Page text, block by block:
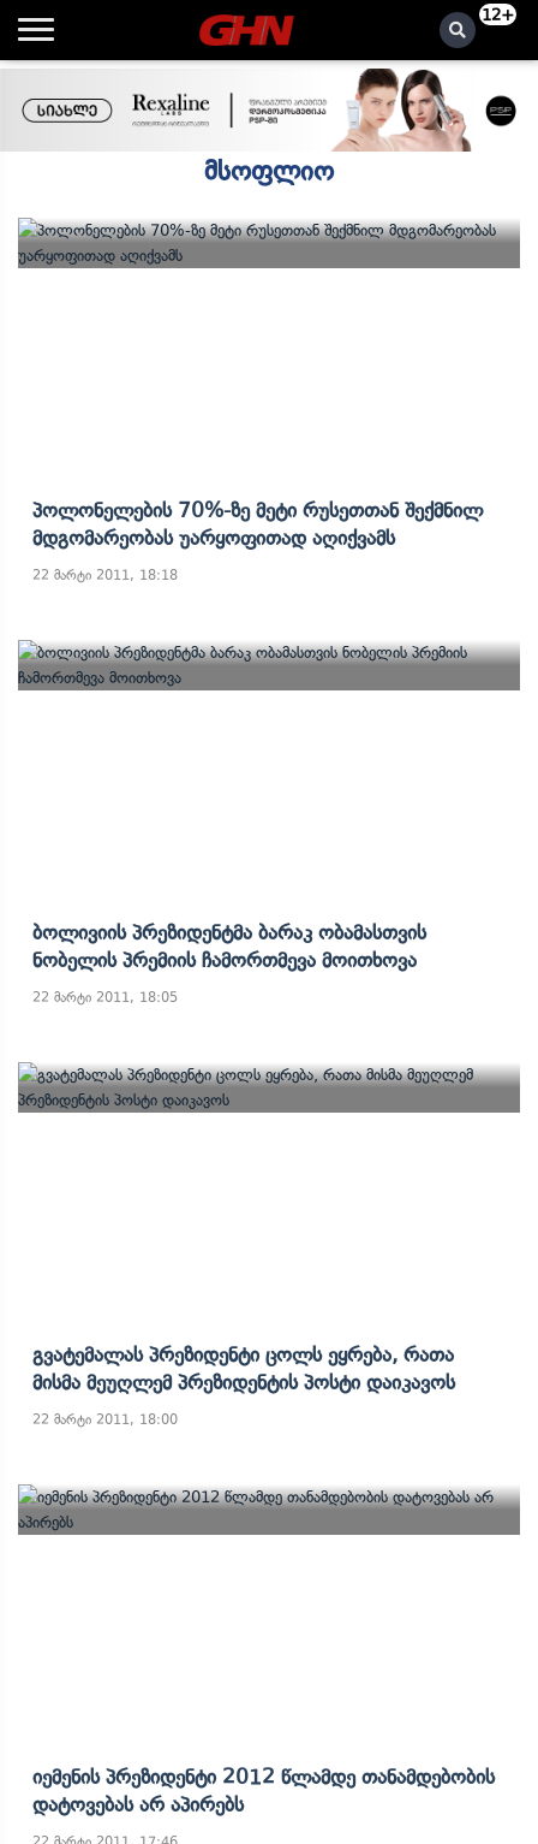
12+
მსოფლიო
Პოლონელების 70%-Ზე Მეტი Რუსეთთან Შექმნილ
Მდგომარეობას Უარყოფითად Აღიქვამს
22 მარტი 2011, 18:18
Ბოლივიის Პრეზიდენტმა Ბარაკ Ობამასთვის
Ნობელის Პრემიის Ჩამორთმევა Მოითხოვა
22 მარტი 2011, 18:05
Გვატემალას Პრეზიდენტი Ცოლს Ეყრება, Რათა
Მისმა Მეუღლემ Პრეზიდენტის Პოსტი Დაიკავოს
22 მარტი 2011, 18:00
Იემენის Პრეზიდენტი 2012 Წლამდე Თანამდებობის
Დატოვებას Არ Აპირებს